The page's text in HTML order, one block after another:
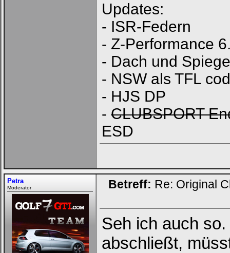
Updates:
- ISR-Federn
- Z-Performance
- Dach und
- NSW als TFL
- HJS DP
- CLUBSPORT
ESD
Petra
Moderator Betreff: Re: Original
Seh ich auch
abschließt,